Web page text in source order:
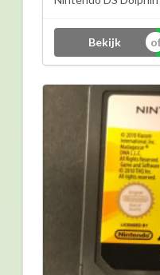
Bekijk